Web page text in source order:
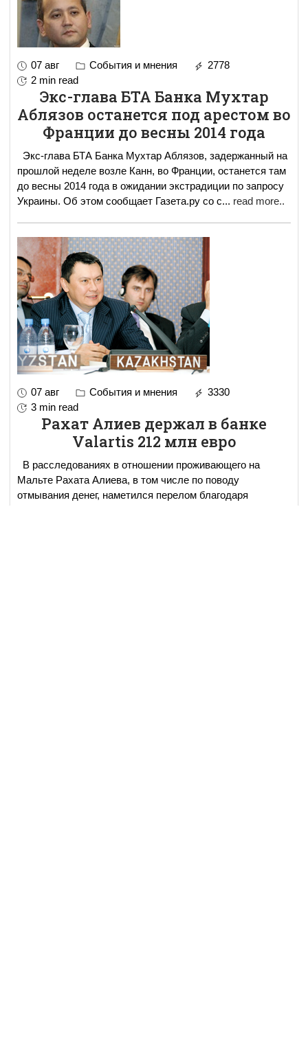
07 авг События и мнения
2778
2 min read
Экс-глава БТА Банка Мухтар
Аблязов останется под арестом во
Франции до весны 2014 года
Экс-глава БТА Банка Мухтар Аблязов, задержанный на
прошлой неделе возле Канн, во Франции, останется там
до весны 2014 года в ожидании экстрадиции по запросу
Украины. Об этом сообщает Газета.ру со с... read more..
07 авг События и мнения
3330
3 min read
Рахат Алиев держал в банке
Valartis 212 млн евро
В расследованиях в отношении проживающего на
Мальте Рахата Алиева, в том числе по поводу
отмывания денег, наметился перелом благодаря